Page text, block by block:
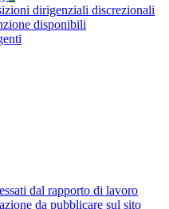
dirigenziali discrezionali
disponibili
dal rapporto di lavoro
da pubblicare sul sito